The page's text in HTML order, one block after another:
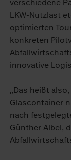
verschiedene
LKW-Nutzlast
optimierten
konkreten
innovative
„Das heißt
Glascontainer
nach
Günther Albel,